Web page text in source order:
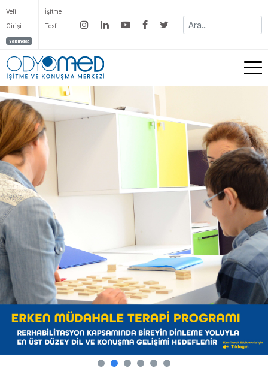
Veli
Girişi
Yakında!
İşitme
Testi